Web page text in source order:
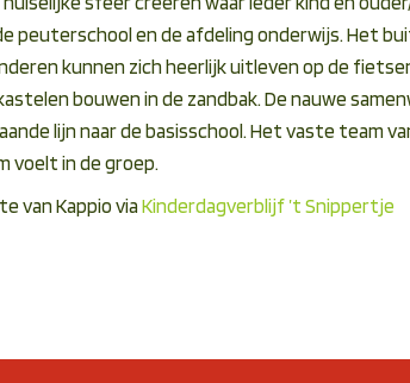
peuterschool en de afdeling onderwijs. Het
kunnen zich heerlijk uitleven op de
bouwen in de zandbak. De nauwe
lijn naar de basisschool. Het vaste team
voelt in de groep.
van Kappio via Kinderdagverblijf ’t Snippertje